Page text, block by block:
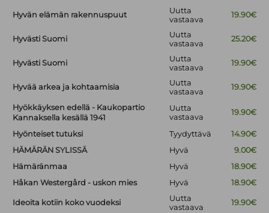
Hyvän elämän rakennuspuut
Uutta
vastaava
19.90€
Hyvästi Suomi
Uutta
vastaava
25.20€
Hyvästi Suomi
Uutta
vastaava
19.90€
Hyvää arkea ja kohtaamisia
Uutta
vastaava
19.90€
Hyökkäyksen edellä - Kaukopartio
Kannaksella kesällä 1941
Uutta
vastaava
19.90€
Hyönteiset tutuksi Tyydyttävä
14.90€
HÄMÄRÄN SYLISSÄ
Hyvä
9.00€
Hämäränmaa
Hyvä
18.90€
Håkan Westergård - uskon mies
Hyvä 18.90€
Ideoita kotiin koko vuodeksi
Uutta
vastaava
19.90€